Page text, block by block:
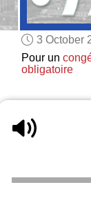
3 October
Pour un
obligatoire